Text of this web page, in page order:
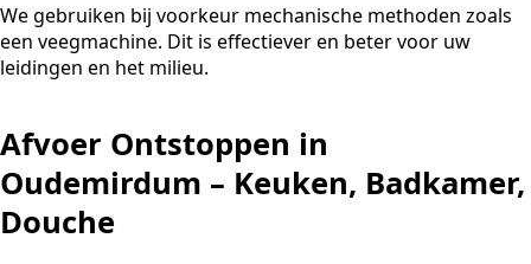
We gebruiken bij voorkeur mechanische methoden zoals
een veegmachine. Dit is effectiever en beter voor uw
leidingen en het milieu.
Afvoer Ontstoppen in
Oudemirdum – Keuken, Badkamer,
Douche